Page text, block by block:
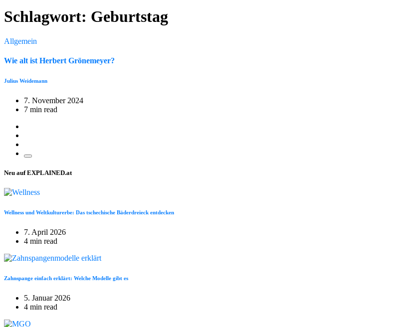
Schlagwort: Geburtstag
Allgemein
Wie alt ist Herbert Grönemeyer?
Julius Weidemann
7. November 2024
7 min read
Neu auf EXPLAINED.at
Wellness und Weltkulturerbe: Das tschechische Bäderdreieck entdecken
7. April 2026
4 min read
Zahnspange einfach erklärt: Welche Modelle gibt es
5. Januar 2026
4 min read